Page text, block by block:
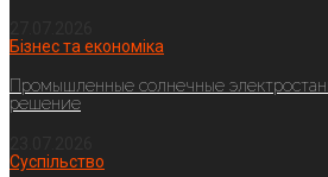
Бізнес та економіка
Промышленные солнечные
решение
Суспільство